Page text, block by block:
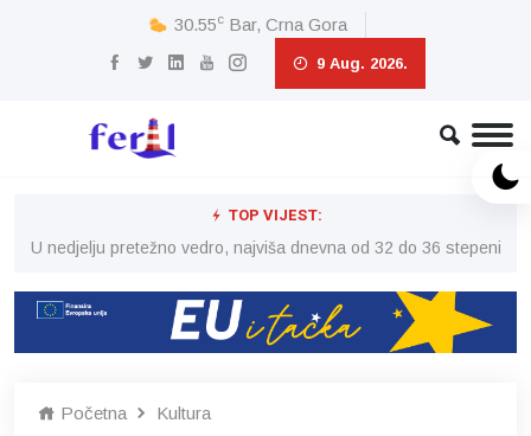
30.55c Bar, Crna Gora
9 Aug. 2026.
TOP VIJEST:
U nedjelju pretežno vedro, najviša dnevna od 32 do 36 stepeni
Početna Kultura